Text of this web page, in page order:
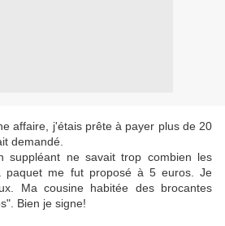
affaire, j'étais prête à payer plus de 20
demandé.
suppléant ne savait trop combien les
paquet me fut proposé à 5 euros. Je
Ma cousine habitée des brocantes
Bien je signe!